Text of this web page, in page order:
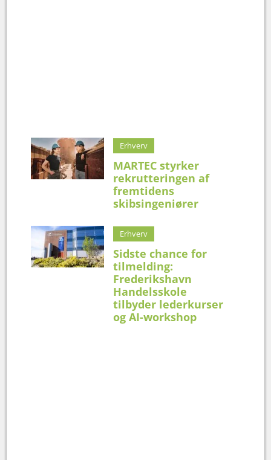
Erhverv
MARTEC styrker
rekrutteringen af
fremtidens
skibsingeniører
Erhverv
Sidste chance for
tilmelding:
Frederikshavn
Handelsskole
tilbyder lederkurser
og AI-workshop